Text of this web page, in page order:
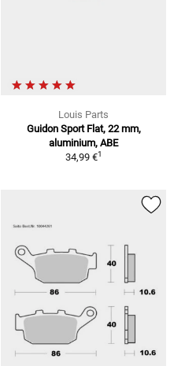
Louis Parts
Guidon Sport Flat, 22 mm,
aluminium, ABE
34,99 €1